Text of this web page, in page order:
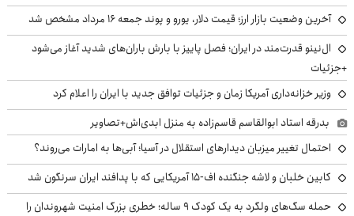
آخرین وضعیت بازار ارز؛ قیمت دلار، یورو و پوند جمعه ۱۶ مرداد مشخص شد
ال‌نینو قدرت‌مند در ایران؛ فصل پاییز با بارش باران‌های شدید آغاز می‌شود
+جزئیات
وزیر خزانه‌داری آمریکا زمان و جزئیات توافق جدید با ایران را اعلام کرد
بدرقه استاد ابوالقاسم قاسم‌زاده به منزل ابدی‌اش+تصاویر
احتمال تغییر میزبان دیدارهای استقلال در آسیا؛ آبی‌ها به امارات می‌روند؟
کابین خلبان و لاشه جنگنده اف-۱۵ آمریکایی که با پدافند ایران سرنگون شد
حمله سگ‌های ولگرد به یک کودک ۹ ساله؛ خطری بزرگ امنیت شهروندان را